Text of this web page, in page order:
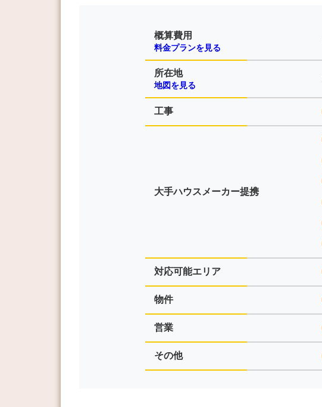
概算費用
料金プランを見る
所在地
地図を見る
工事
大手ハウスメーカー提携
対応可能エリア
物件
営業
その他